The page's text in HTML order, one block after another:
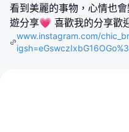
看到美麗的事物，心情也
遊分享💗 喜歡我的分享歡
www.instagram.com/